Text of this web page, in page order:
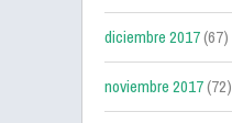
diciembre 2017(67)
noviembre 2017(72)